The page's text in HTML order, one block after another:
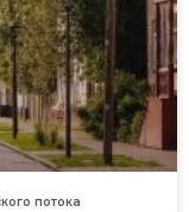
потока